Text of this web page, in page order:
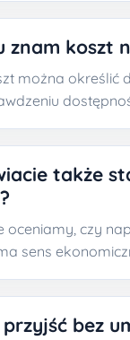
znam koszt
można określić
także
oceniamy, czy
sens
bez